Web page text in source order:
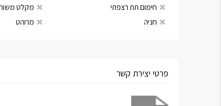
חימום תת רצפתי
חניה
מקלט
מרוהט
פרטי יצירת קשר